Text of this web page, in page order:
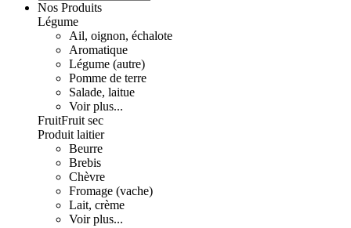
Nos Produits
Légume
Ail, oignon, échalote
Aromatique
Légume (autre)
Pomme de terre
Salade, laitue
Voir plus...
FruitFruit sec
Produit laitier
Beurre
Brebis
Chèvre
Fromage (vache)
Lait, crème
Voir plus...